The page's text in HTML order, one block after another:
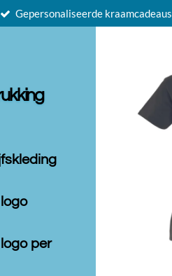
Gepersonaliseerde kraamcadeaus
per